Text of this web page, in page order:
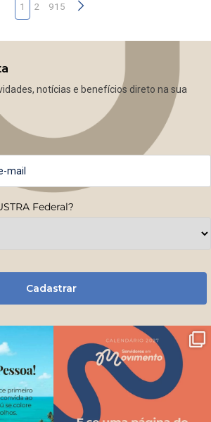
1 2 915
notícias e benefícios direto na sua
Federal?
Cadastrar